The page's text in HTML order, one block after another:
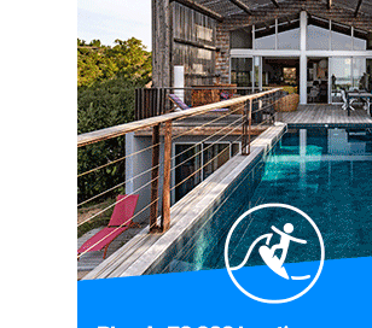
#Ep8 VLOG : DÉCOUVERTE DU
BASSIN GRENOBLOIS !
09:04
#Ep9 VLOG : UN SPORTIHOME
SPORTIHOME !
07:21
#Ep10 VLOG : UN SEJOUR
PARIS !
07:37
#Ep11 VLOG : SÉJOUR AU BORD
ET AU LAC D’AIGUEBELETTE
05:55
#Ep12 VLOG : ANNECY, ENTRE